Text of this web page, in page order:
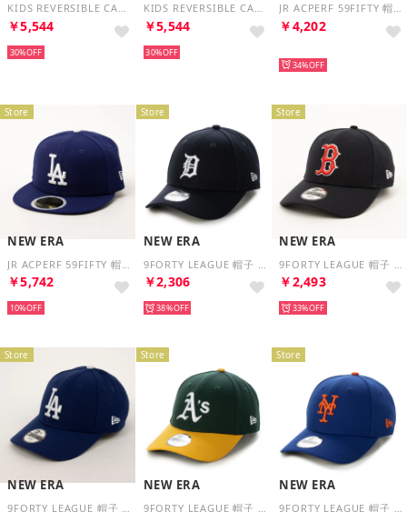
KIDS REVERSIBLE CASUAL / （GREEN (53)）
￥5,544
30%
KIDS REVERSIBLE CASUAL / （YELLOW (33)）
￥5,544
30%
JR ACPERF 59FIFTY 帽子 （カブスブルー）
￥4,202
34%
Store
NEW ERA
￥5,742
10%
Store
NEW ERA
￥2,306
38%
Store
NEW ERA
￥2,493
33%
Store
NEW ERA
Store
NEW ERA
Store
NEW ERA